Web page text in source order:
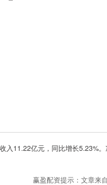
11.22亿元，同比增长5.23%。
赢盈配资提示：文章来